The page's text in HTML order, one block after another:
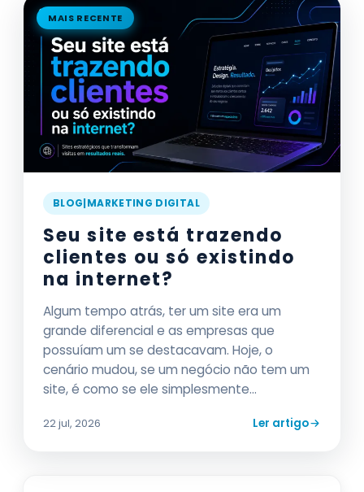
MAIS RECENTE
BLOG|MARKETING DIGITAL
Seu site está trazendo
clientes ou só existindo
na internet?
Algum tempo atrás, ter um site era um
grande diferencial e as empresas que
possuíam um se destacavam. Hoje, o
cenário mudou, se um negócio não tem um
site, é como se ele simplesmente...
22 jul, 2026 Ler artigo